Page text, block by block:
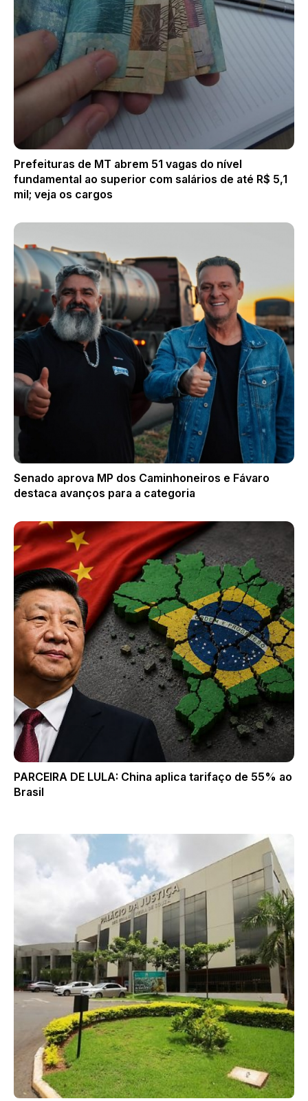
Prefeituras de MT abrem 51 vagas do nível
fundamental ao superior com salários de até R$ 5,1
mil; veja os cargos
Senado aprova MP dos Caminhoneiros e Fávaro
destaca avanços para a categoria
PARCEIRA DE LULA: China aplica tarifaço de 55% ao
Brasil